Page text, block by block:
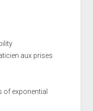
aux prises
of exponential